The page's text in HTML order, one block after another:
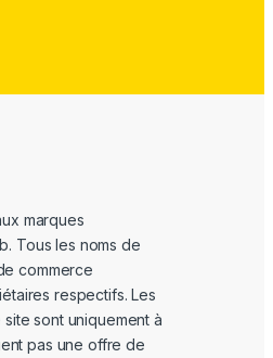
marques
Tous les noms de
commerce
respectifs. Les
sont uniquement à
pas une offre de